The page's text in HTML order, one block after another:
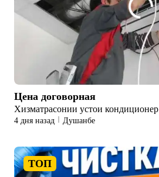
Цена договорная
Хизматрасонии устои кондиционер
4 дня назад Душанбе
ТОП